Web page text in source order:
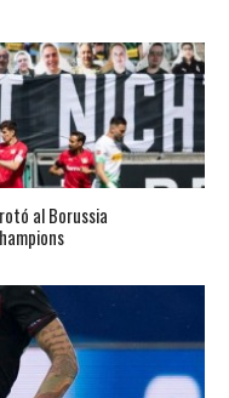
al Borussia